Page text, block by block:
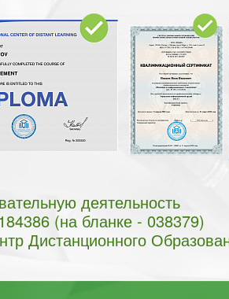
деятельность
(на бланке - 038379)
Дистанционного